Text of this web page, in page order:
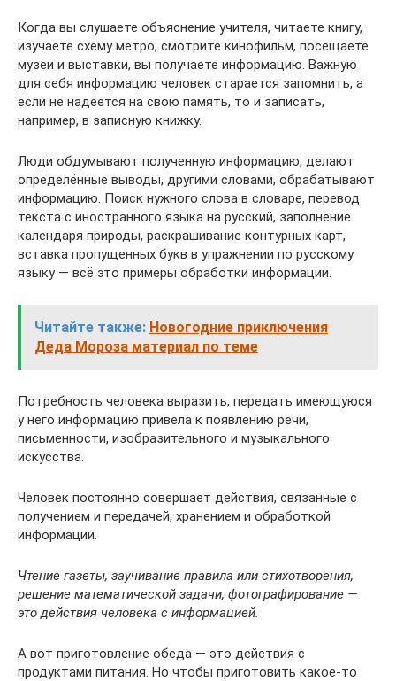
Когда вы слушаете объяснение учителя, читаете книгу,
изучаете схему метро, смотрите кинофильм, посещаете
музеи и выставки, вы получаете информацию. Важную
для себя информацию человек старается запомнить, а
если не надеется на свою память, то и записать,
например, в записную книжку.
Люди обдумывают полученную информацию, делают
определённые выводы, другими словами, обрабатывают
информацию. Поиск нужного слова в словаре, перевод
текста с иностранного языка на русский, заполнение
календаря природы, раскрашивание контурных карт,
вставка пропущенных букв в упражнении по русскому
языку — всё это примеры обработки информации.
Читайте также: Новогодние приключения
Деда Мороза материал по теме
Потребность человека выразить, передать имеющуюся
у него информацию привела к появлению речи,
письменности, изобразительного и музыкального
искусства.
Человек постоянно совершает действия, связанные с
получением и передачей, хранением и обработкой
информации.
Чтение газеты, заучивание правила или стихотворения,
решение математической задачи, фотографирование —
это действия человека с информацией.
А вот приготовление обеда — это действия с
продуктами питания. Но чтобы приготовить какое-то